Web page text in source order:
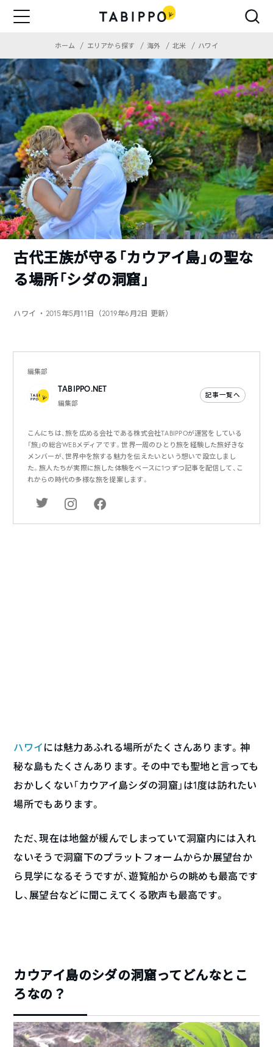
ホーム エリアから探す 海外 北米 ハワイ
古代王族が守る「カウアイ島」の聖な
る場所「シダの洞窟」
ハワイ ・2015年5月11日（2019年6月2日 更新）
編集部
TABIPPO.NET
編集部
記事一覧へ
こんにちは、旅を広める会社である株式会社TABIPPOが運営をしている
「旅」の総合WEBメディアです。世界一周のひとり旅を経験した旅好きな
メンバーが、世界中を旅する魅力を伝えたいという想いで設立しまし
た。旅人たちが実際に旅した体験をベースに1つずつ記事を配信して、こ
れからの時代の多様な旅を提案します。
ハワイには魅力あふれる場所がたくさんあります。神
秘な島もたくさんあります。その中でも聖地と言っても
おかしくない「カウアイ島シダの洞窟」は1度は訪れたい
場所でもあります。
ただ、現在は地盤が緩んでしまっていて洞窟内には入れ
ないそうで洞窟下のプラットフォームからか展望台か
ら見学になるそうですが、遊覧船からの眺めも最高です
し、展望台などに聞こえてくる歌声も最高です。
カウアイ島のシダの洞窟ってどんなとこ
ろなの？